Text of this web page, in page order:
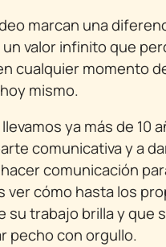
marcan una
valor infinito que
cualquier momento
mismo.
ya más de 10
comunicativa y a
comunicación
cómo hasta los
su trabajo brilla y que
pecho con orgullo.